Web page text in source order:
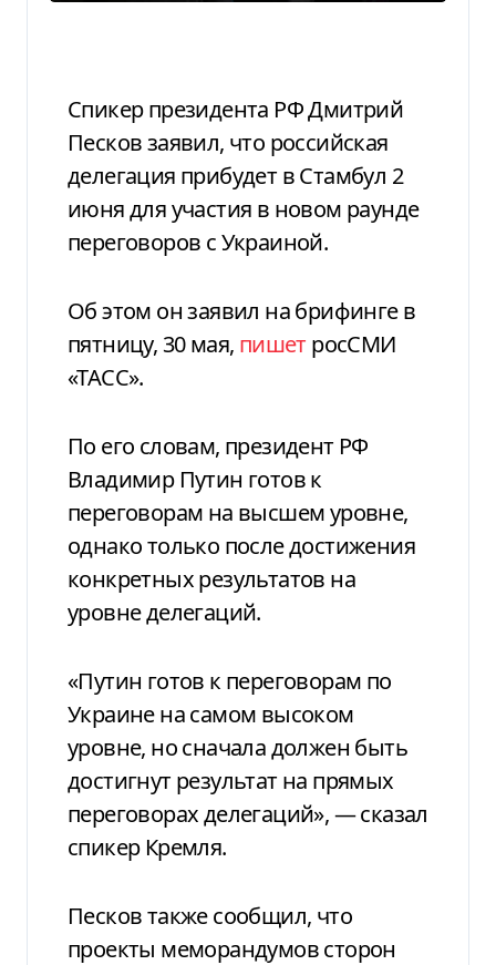
Спикер президента РФ Дмитрий
Песков заявил, что российская
делегация прибудет в Стамбул 2
июня для участия в новом раунде
переговоров с Украиной.
Об этом он заявил на брифинге в
пятницу, 30 мая, пишет росСМИ
«ТАСС».
По его словам, президент РФ
Владимир Путин готов к
переговорам на высшем уровне,
однако только после достижения
конкретных результатов на
уровне делегаций.
«Путин готов к переговорам по
Украине на самом высоком
уровне, но сначала должен быть
достигнут результат на прямых
переговорах делегаций», — сказал
спикер Кремля.
Песков также сообщил, что
проекты меморандумов сторон